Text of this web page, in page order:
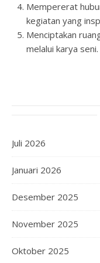
Mempererat
kegiatan yang
Menciptakan
melalui karya seni.
Juli 2026
Januari 2026
Desember 2025
November 2025
Oktober 2025